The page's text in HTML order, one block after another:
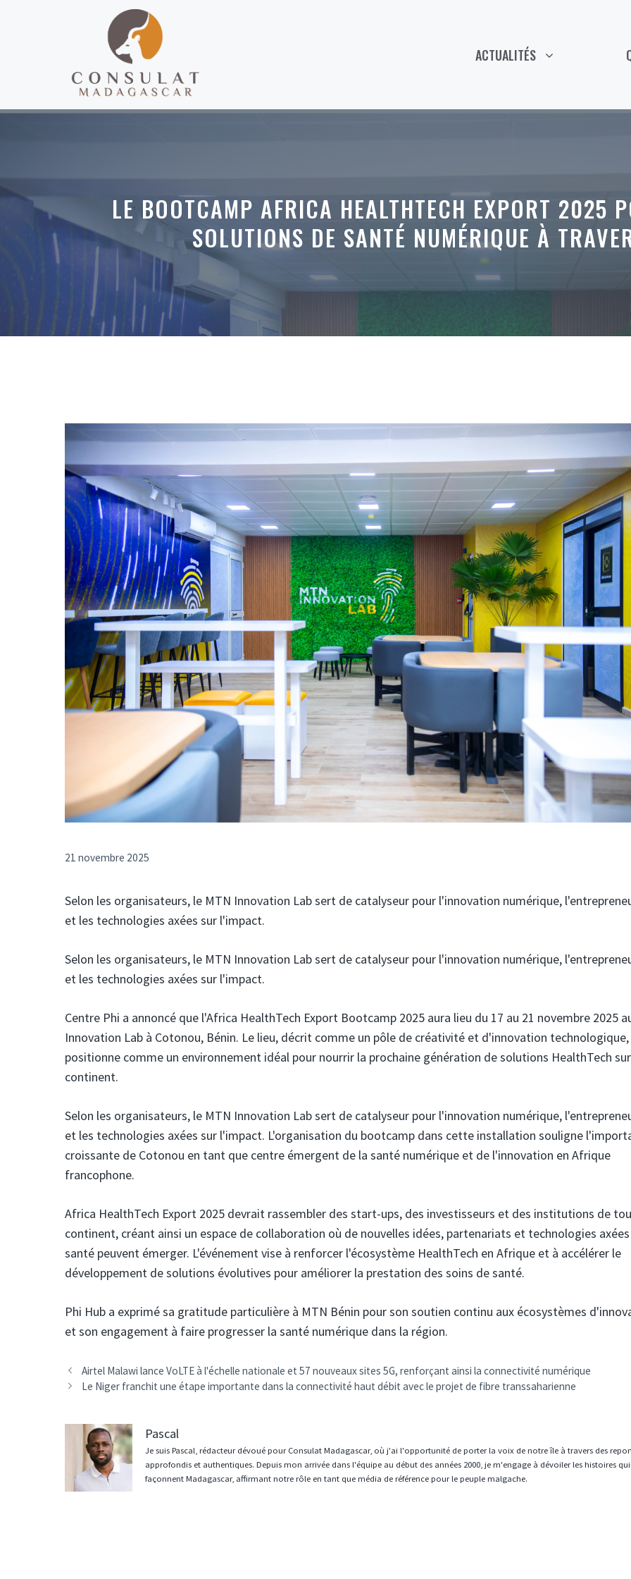
ACTUALITÉS
LE BOOTCAMP AFRICA HEALTHTECH EXPORT 2025
SOLUTIONS DE SANTÉ NUMÉRIQUE À
21 novembre 2025
Selon les organisateurs, le MTN Innovation Lab sert de catalyseur pour l'innovation numérique,
et les technologies axées sur l'impact.
Selon les organisateurs, le MTN Innovation Lab sert de catalyseur pour l'innovation numérique,
et les technologies axées sur l'impact.
Centre Phi a annoncé que l'Africa HealthTech Export Bootcamp 2025 aura lieu du 17 au 21 novembre 2025
Innovation Lab à Cotonou, Bénin. Le lieu, décrit comme un pôle de créativité et d'innovation technologique,
positionne comme un environnement idéal pour nourrir la prochaine génération de solutions HealthTech
continent.
Selon les organisateurs, le MTN Innovation Lab sert de catalyseur pour l'innovation numérique,
et les technologies axées sur l'impact. L'organisation du bootcamp dans cette installation souligne
croissante de Cotonou en tant que centre émergent de la santé numérique et de l'innovation en Afrique
francophone.
Africa HealthTech Export 2025 devrait rassembler des start-ups, des investisseurs et des institutions de
continent, créant ainsi un espace de collaboration où de nouvelles idées, partenariats et technologies
santé peuvent émerger. L'événement vise à renforcer l'écosystème HealthTech en Afrique et à accélérer le
développement de solutions évolutives pour améliorer la prestation des soins de santé.
Phi Hub a exprimé sa gratitude particulière à MTN Bénin pour son soutien continu aux écosystèmes
et son engagement à faire progresser la santé numérique dans la région.
Navigation
des
Airtel Malawi lance VoLTE à l'échelle nationale et 57 nouveaux sites 5G, renforçant ainsi la connectivité numérique
Le Niger franchit une étape importante dans la connectivité haut débit avec le projet de fibre transsaharienne
Pascal
Je suis Pascal, rédacteur dévoué pour Consulat Madagascar, où j'ai l'opportunité de porter la voix de notre île à travers des
approfondis et authentiques. Depuis mon arrivée dans l'équipe au début des années 2000, je m'engage à dévoiler les histoires qui
façonnent Madagascar, affirmant notre rôle en tant que média de référence pour le peuple malgache.